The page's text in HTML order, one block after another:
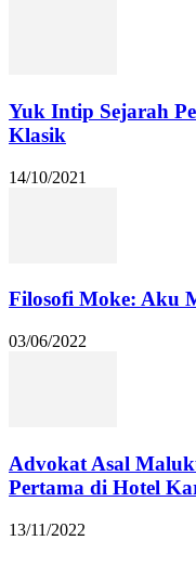
Yuk Intip Sejarah
Klasik
14/10/2021
Filosofi Moke: Aku
03/06/2022
Advokat Asal
Pertama di Hotel
13/11/2022